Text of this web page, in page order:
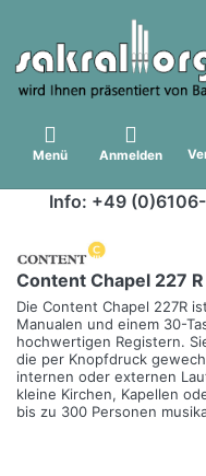
Menü Anmelden
Info: +49
Content Chapel 227 R
Die Content Chapel 227R
Manualen und einem 30-
hochwertigen Registern.
die per Knopfdruck
internen oder externen
kleine Kirchen, Kapellen
bis zu 300 Personen